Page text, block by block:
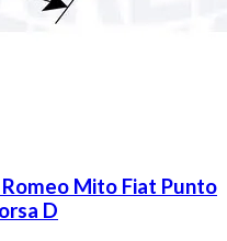
Mito Fiat Punto
D